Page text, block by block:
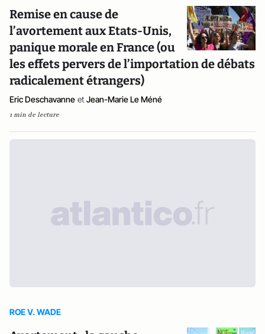
Remise en cause de
l’avortement aux Etats-Unis,
panique morale en France (ou
les effets pervers de l’importation de débats
radicalement étrangers)
Eric Deschavanne et Jean-Marie Le Méné
1 min de lecture
ROE V. WADE